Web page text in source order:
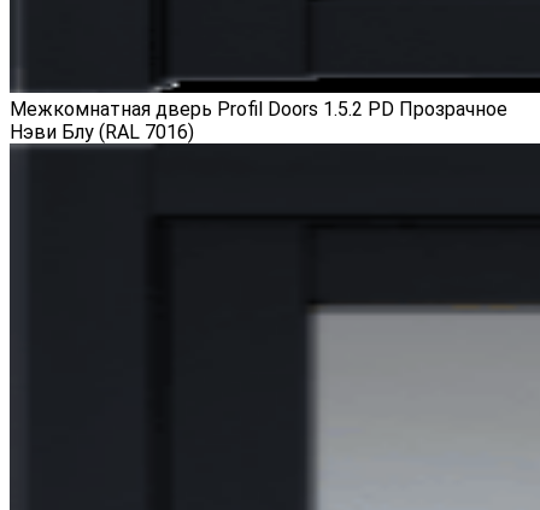
Межкомнатная дверь Profil Doors 1.5.2 PD Прозрачное
Нэви Блу (RAL 7016)